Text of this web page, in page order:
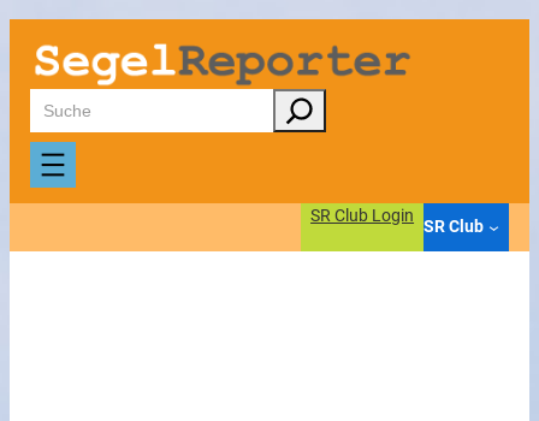
Zum
Inhalt
springen
Suchen
SR Club Login
SR Club